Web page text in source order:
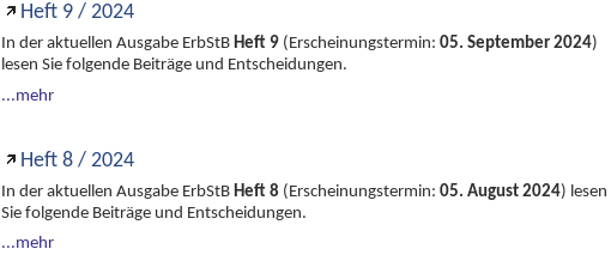
Heft 9 / 2024
In der aktuellen Ausgabe ErbStB Heft 9 (Erscheinungstermin: 05. September 2024)
lesen Sie folgende Beiträge und Entscheidungen.
...mehr
Heft 8 / 2024
In der aktuellen Ausgabe ErbStB Heft 8 (Erscheinungstermin: 05. August 2024) lesen
Sie folgende Beiträge und Entscheidungen.
...mehr